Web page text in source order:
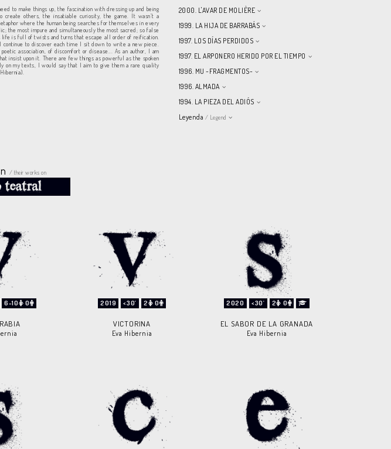
to make things up, the fascination with dressing up and being
others, the insatiable curiosity, the game. It wasn’t a
where the human being searches for themselves in every
the most impure and simultaneously the most sacred; so false
is full of twists and turns that escape all order of reification.
to discover each time I sit down to write a new piece.
association, of discomfort or disease... As an author, I am
insist upon it. There are few things as powerful as the spoken
on my texts, I would say that I aim to give them a rare quality
2000. L'AVAR DE MOLIÈRE
1999. LA HIJA DE BARRABÁS
1997. LOS DÍAS PERDIDOS
1997. EL ARPONERO HERIDO POR EL TIEMPO
1996. MU -FRAGMENTOS-
1996. ALMADA
1994. LA PIEZA DEL ADIÓS
Leyenda / Legend
/ their works on
6-10 0 2019 <30' 2 0
VICTORINA
Eva Hibernia
2020 <30' 2 0
EL SABOR DE LA GRANADA
Eva Hibernia